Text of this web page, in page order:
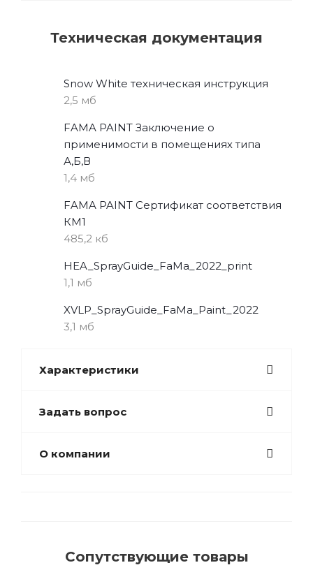
Техническая документация
Snow White техническая инструкция
2,5 мб
FAMA PAINT Заключение о
применимости в помещениях типа
А,Б,В
1,4 мб
FAMA PAINT Сертификат соответствия
КМ1
485,2 кб
HEA_SprayGuide_FaMa_2022_print
1,1 мб
XVLP_SprayGuide_FaMa_Paint_2022
3,1 мб
Характеристики
Задать вопрос
О компании
Сопутствующие товары